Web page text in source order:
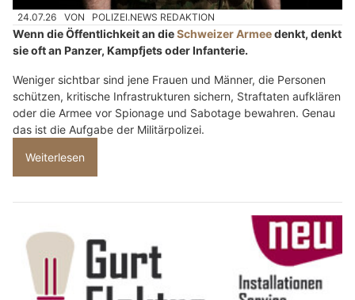
Wenn die Öffentlichkeit an die
sie oft an Panzer, Kampfjets oder Infanterie.
Weniger sichtbar sind jene Frauen und Männer, die Personen
schützen, kritische Infrastrukturen sichern, Straftaten aufklären
oder die Armee vor Spionage und Sabotage bewahren. Genau
das ist die Aufgabe der Militärpolizei.
Weiterlesen